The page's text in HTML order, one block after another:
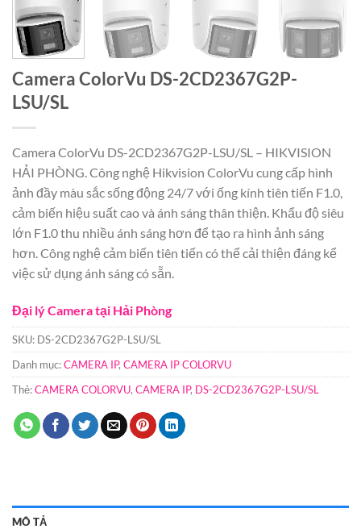
Camera ColorVu DS-2CD2367G2P-
LSU/SL
Camera ColorVu DS-2CD2367G2P-LSU/SL – HIKVISION
HẢI PHÒNG. Công nghệ Hikvision ColorVu cung cấp hình
ảnh đầy màu sắc sống động 24/7 với ống kính tiên tiến F1.0,
cảm biến hiệu suất cao và ánh sáng thân thiện. Khẩu độ siêu
lớn F1.0 thu nhiều ánh sáng hơn để tạo ra hình ảnh sáng
hơn. Công nghệ cảm biến tiên tiến có thể cải thiện đáng kể
việc sử dụng ánh sáng có sẵn.
Đại lý Camera tại Hải Phòng
SKU: DS-2CD2367G2P-LSU/SL
Danh mục:CAMERA IP, CAMERA IP COLORVU
Thẻ:CAMERA COLORVU, CAMERA IP, DS-2CD2367G2P-LSU/SL
MÔ TẢ